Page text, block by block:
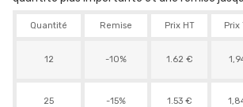
Quantité Remise Prix HT Prix
12 -10% 1.62 €
25 -15% 1.53 €